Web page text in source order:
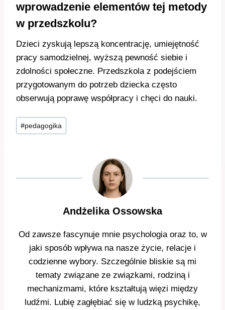
wprowadzenie elementów tej metody
w przedszkolu?
Dzieci zyskują lepszą koncentrację, umiejętność
pracy samodzielnej, wyższą pewność siebie i
zdolności społeczne. Przedszkola z podejściem
przygotowanym do potrzeb dziecka często
obserwują poprawę współpracy i chęci do nauki.
Tagi
wpisu:
#pedagogika
Andżelika Ossowska
Od zawsze fascynuje mnie psychologia oraz to, w
jaki sposób wpływa na nasze życie, relacje i
codzienne wybory. Szczególnie bliskie są mi
tematy związane ze związkami, rodziną i
mechanizmami, które kształtują więzi między
ludźmi. Lubię zagłębiać się w ludzką psychikę,